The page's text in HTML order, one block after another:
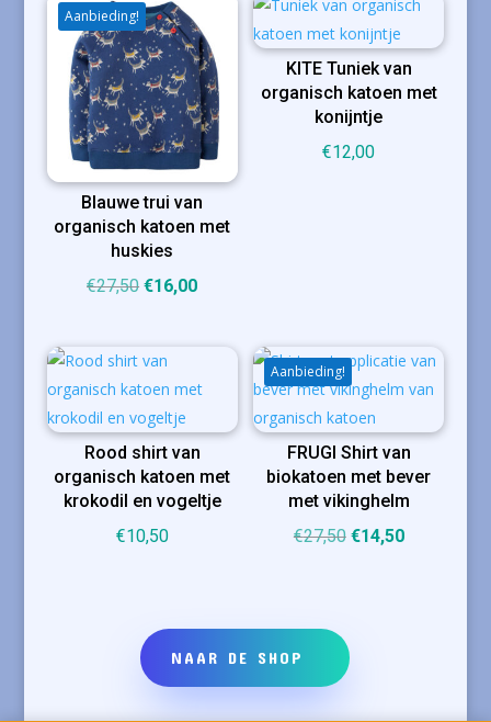
Aanbieding!
Blauwe trui van
organisch katoen met
huskies
€27,50 Oorspronkelijke
€27,50.
€16,00Huidige
KITE Tuniek van
organisch katoen met
konijntje
€12,00
Rood shirt van
organisch katoen met
krokodil en vogeltje
€10,50
Aanbieding!
FRUGI Shirt van
biokatoen met bever
met vikinghelm
€27,50 Oorspronkelijke
€14,50Huidige
NAAR DE SHOP